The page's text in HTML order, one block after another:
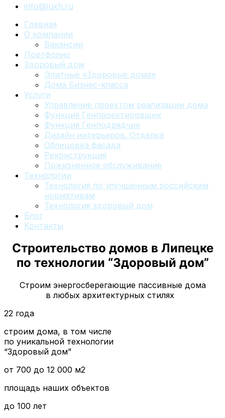
info@luxh.ru
Главная
О компании
Вакансии
Портфолио
Здоровый дом
Элитные «Здоровые дома»
Дома Бизнес-класса
Услуги
Управление проектом реализации дома
Функция Генпроектировщик
Функция Генподрядчик
Дизайн интерьеров. Отделка
Облицовка фасада
Реконструкция
Пожизненное обслуживание
Технологии
Технология по улучшенным российским
нормативам
Технология здоровый дом
Блог
Контакты
Строительство домов в Липецке
по технологии “Здоровый дом”
Строим энергосберегающие пассивные дома
в любых архитектурных стилях
22 года
строим дома, в том числе
по уникальной технологии
“Здоровый дом”
от 700 до 12 000 м2
площадь наших объектов
до 100 лет